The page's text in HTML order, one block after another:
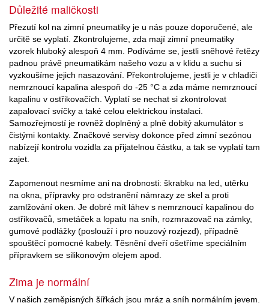
Důležité maličkosti
Přezutí kol na zimní pneumatiky je u nás pouze doporučené, ale
určitě se vyplatí. Zkontrolujeme, zda mají zimní pneumatiky
vzorek hluboký alespoň 4 mm. Podíváme se, jestli sněhové řetězy
padnou právě pneumatikám našeho vozu a v klidu a suchu si
vyzkoušíme jejich nasazování. Překontrolujeme, jestli je v chladiči
nemrznoucí kapalina alespoň do -25 °C a zda máme nemrznoucí
kapalinu v ostřikovačích. Vyplatí se nechat si zkontrolovat
zapalovací svíčky a také celou elektrickou instalaci.
Samozřejmostí je rovněž doplněný a plně dobitý akumulátor s
čistými kontakty. Značkové servisy dokonce před zimní sezónou
nabízejí kontrolu vozidla za přijatelnou částku, a tak se vyplatí tam
zajet.
Zapomenout nesmíme ani na drobnosti: škrabku na led, utěrku
na okna, přípravky pro odstranění námrazy ze skel a proti
zamlžování oken. Je dobré mít láhev s nemrznoucí kapalinou do
ostřikovačů, smetáček a lopatu na sníh, rozmrazovač na zámky,
gumové podlážky (poslouží i pro nouzový rozjezd), případně
spouštěcí pomocné kabely. Těsnění dveří ošetříme speciálním
přípravkem se silikonovým olejem apod.
Zima je normální
V našich zeměpisných šířkách jsou mráz a sníh normálním jevem.